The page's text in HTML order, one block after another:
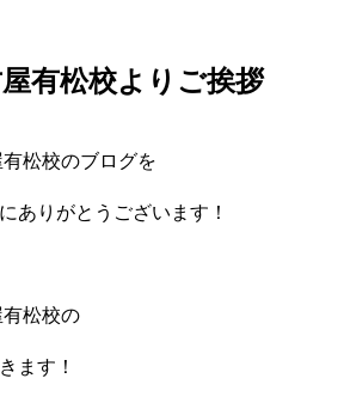
有松校よりご挨拶
松校のブログを
ありがとうございます！
松校の
ます！